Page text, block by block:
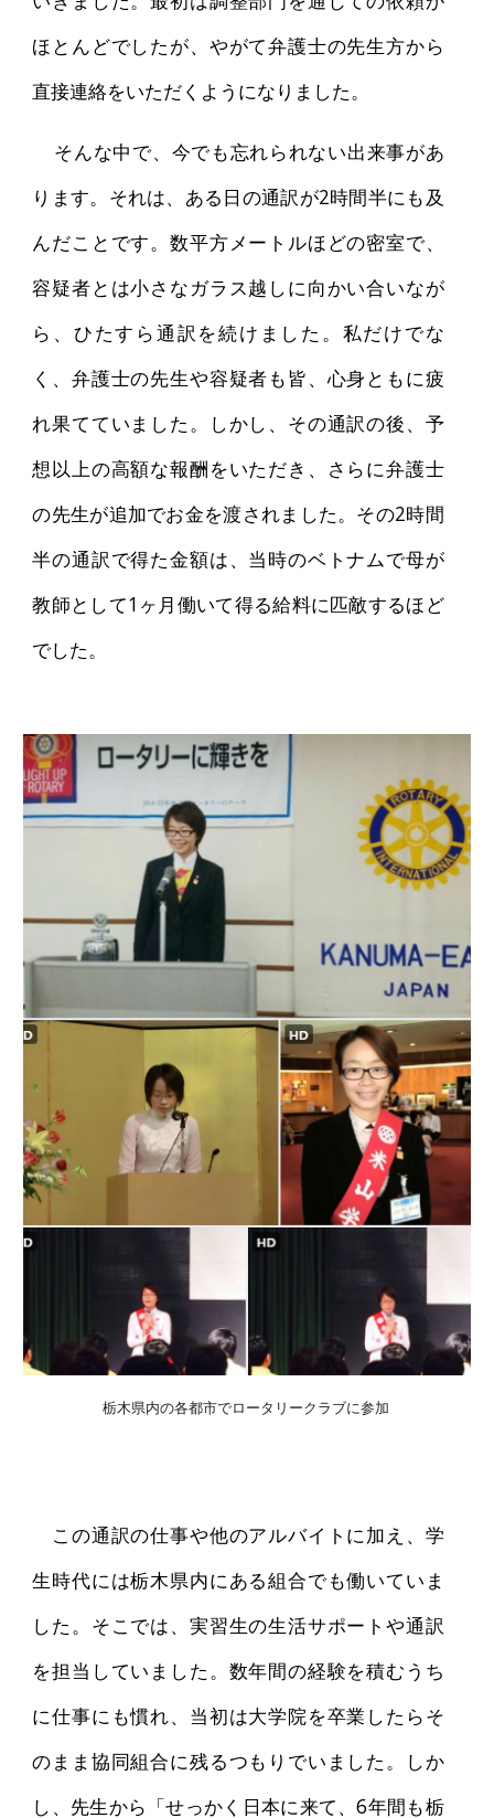
ほとんどでしたが、やがて弁護士の先生方から
直接連絡をいただくようになりました。
そんな中で、今でも忘れられない出来事があ
ります。それは、ある日の通訳が2時間半にも及
んだことです。数平方メートルほどの密室で、
容疑者とは小さなガラス越しに向かい合いなが
ら、ひたすら通訳を続けました。私だけでな
く、弁護士の先生や容疑者も皆、心身ともに疲
れ果てていました。しかし、その通訳の後、予
想以上の高額な報酬をいただき、さらに弁護士
の先生が追加でお金を渡されました。その2時間
半の通訳で得た金額は、当時のベトナムで母が
教師として1ヶ月働いて得る給料に匹敵するほど
でした。
栃木県内の各都市でロータリークラブに参加
この通訳の仕事や他のアルバイトに加え、学
生時代には栃木県内にある組合でも働いていま
した。そこでは、実習生の生活サポートや通訳
を担当していました。数年間の経験を積むうち
に仕事にも慣れ、当初は大学院を卒業したらそ
のまま協同組合に残るつもりでいました。しか
し、先生から「せっかく日本に来て、6年間も栃